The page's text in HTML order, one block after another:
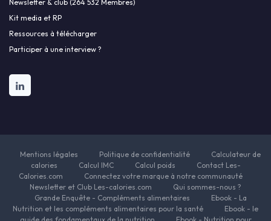
Newsletter & club (264 532 Membres)
Kit media et RP
Ressources à télécharger
Participer à une interview ?
Mentions légales Politique de confidentialité
Calculateur de
calories
Calcul IMC Calcul poids
Contact Les-
Calories.com
Connectez votre marque à notre communauté
Newsletter et Club Les-calories.com
Qui sommes-nous ?
Grande Enquête - Compléments alimentaires
Ebook - La
Nutrition et les compléments alimentaires pour la santé
Ebook - le